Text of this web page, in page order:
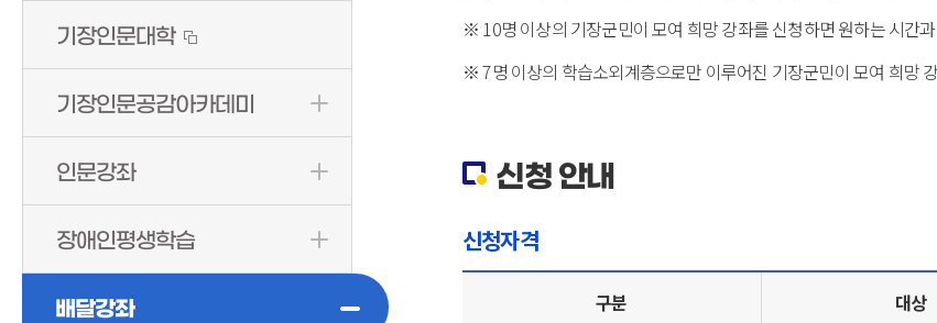
기장인문대학
기장인문공감아카데미
인문강좌
장애인평생학습
배달강좌
※ 10명 이상의 기장군민이 모여 희망 강좌를 신청하면 원하는 시간
※ 7명 이상의 학습소외계층으로만 이루어진 기장군민이 모여 희망
신청 안내
신청자격
구분 대상